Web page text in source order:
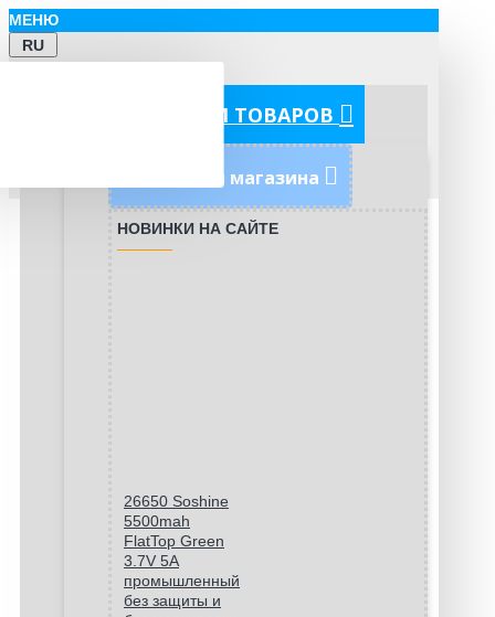
МЕНЮ
RU
КАТЕГОРИИ ТОВАРОВ
Новинки магазина
НОВИНКИ НА САЙТЕ
26650 Soshine
5500mah
FlatTop Green
3.7V 5A
промышленный
без защиты и